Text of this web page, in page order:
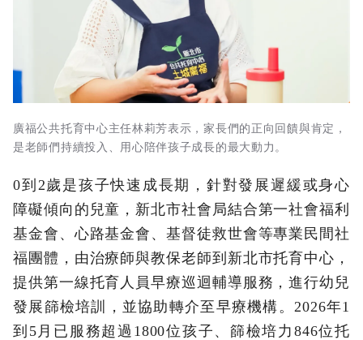
廣福公共托育中心主任林莉芳表示，家長們的正向回饋與肯定，
是老師們持續投入、用心陪伴孩子成長的最大動力。
0到2歲是孩子快速成長期，針對發展遲緩或身心
障礙傾向的兒童，新北市社會局結合第一社會福利
基金會、心路基金會、基督徒救世會等專業民間社
福團體，由治療師與教保老師到新北市托育中心，
提供第一線托育人員早療巡迴輔導服務，進行幼兒
發展篩檢培訓，並協助轉介至早療機構。2026年1
到5月已服務超過1800位孩子、篩檢培力846位托